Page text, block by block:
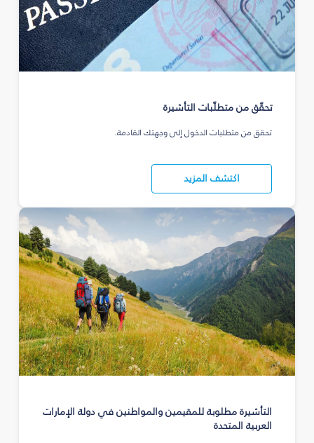
تحقّق من متطلّبات التأشيرة
تحقق من متطلبات الدخول إلى وجهتك القادمة.
اكتشف المزيد
التأشيرة مطلوبة للمقيمين والمواطنين في دولة الإمارات
العربية المتحدة